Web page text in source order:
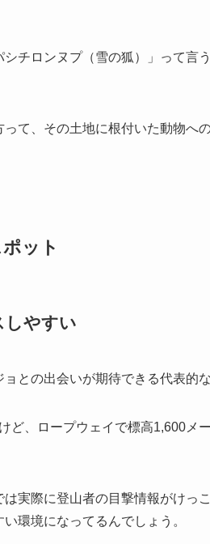
チロンヌプ（雪の狐）」って言
て、その土地に根付いた動物へ
ット
しやすい
との出会いが期待できる代表的
ど、ロープウェイで標高1,600メ
実際に登山者の目撃情報がけっ
環境になってるんでしょう。